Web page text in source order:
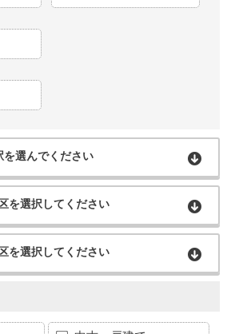
を選んでください
を選択してください
を選択してください